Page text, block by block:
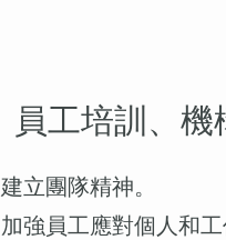
員工培訓、機
建立團隊精神。
加強員工應對個人和工